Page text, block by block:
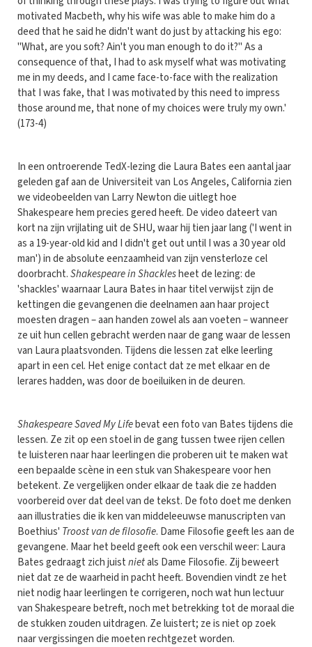
motivated Macbeth, why his wife was able to make him do a
deed that he said he didn't want do just by attacking his ego:
"What, are you soft? Ain't you man enough to do it?" As a
consequence of that, I had to ask myself what was motivating
me in my deeds, and I came face-to-face with the realization
that I was fake, that I was motivated by this need to impress
those around me, that none of my choices were truly my own.'
(173-4)
In een ontroerende TedX-lezing die Laura Bates een aantal jaar
geleden gaf aan de Universiteit van Los Angeles, California zien
we videobeelden van Larry Newton die uitlegt hoe
Shakespeare hem precies gered heeft. De video dateert van
kort na zijn vrijlating uit de SHU, waar hij tien jaar lang ('I went in
as a 19-year-old kid and I didn't get out until I was a 30 year old
man') in de absolute eenzaamheid van zijn vensterloze cel
doorbracht.Shakespeare in Shacklesheet de lezing: de
'shackles' waarnaar Laura Bates in haar titel verwijst zijn de
kettingen die gevangenen die deelnamen aan haar project
moesten dragen – aan handen zowel als aan voeten – wanneer
ze uit hun cellen gebracht werden naar de gang waar de lessen
van Laura plaatsvonden. Tijdens die lessen zat elke leerling
apart in een cel. Het enige contact dat ze met elkaar en de
lerares hadden, was door de boeiluiken in de deuren.
Shakespeare Saved My Lifebevat een foto van Bates tijdens die
lessen. Ze zit op een stoel in de gang tussen twee rijen cellen
te luisteren naar haar leerlingen die proberen uit te maken wat
een bepaalde scène in een stuk van Shakespeare voor hen
betekent. Ze vergelijken onder elkaar de taak die ze hadden
voorbereid over dat deel van de tekst. De foto doet me denken
aan illustraties die ik ken van middeleeuwse manuscripten van
Boethius' Troost van de filosofie. Dame Filosofie geeft les aan de
gevangene. Maar het beeld geeft ook een verschil weer: Laura
Bates gedraagt zich juistnietals Dame Filosofie. Zij beweert
niet dat ze de waarheid in pacht heeft. Bovendien vindt ze het
niet nodig haar leerlingen te corrigeren, noch wat hun lectuur
van Shakespeare betreft, noch met betrekking tot de moraal die
de stukken zouden uitdragen. Ze luistert; ze is niet op zoek
naar vergissingen die moeten rechtgezet worden.